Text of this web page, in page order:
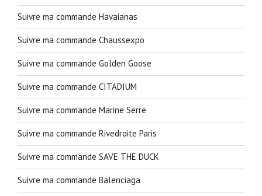
Suivre ma commande Havaianas
Suivre ma commande Chaussexpo
Suivre ma commande Golden Goose
Suivre ma commande CITADIUM
Suivre ma commande Marine Serre
Suivre ma commande Rivedroite Paris
Suivre ma commande SAVE THE DUCK
Suivre ma commande Balenciaga